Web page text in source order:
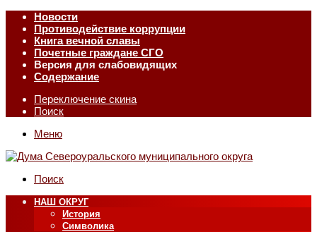
Новости
Противодействие коррупции
Книга вечной славы
Почетные граждане СГО
Версия для слабовидящих
Содержание
Переключение скина
Поиск
Меню
Поиск
НАШ ОКРУГ
История
Символика